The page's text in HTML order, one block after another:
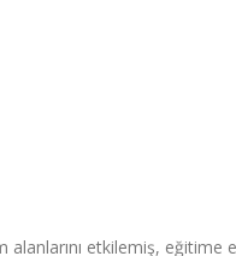
etkilemiş, eğitime